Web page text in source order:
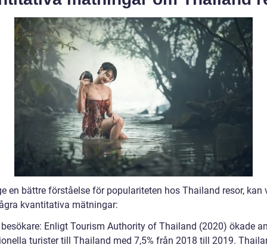
en bättre förståelse för populariteten hos Thailand resor, kan
kvantitativa mätningar:
Enligt Tourism Authority of Thailand (2020) ökade
turister till Thailand med 7,5% från 2018 till 2019.